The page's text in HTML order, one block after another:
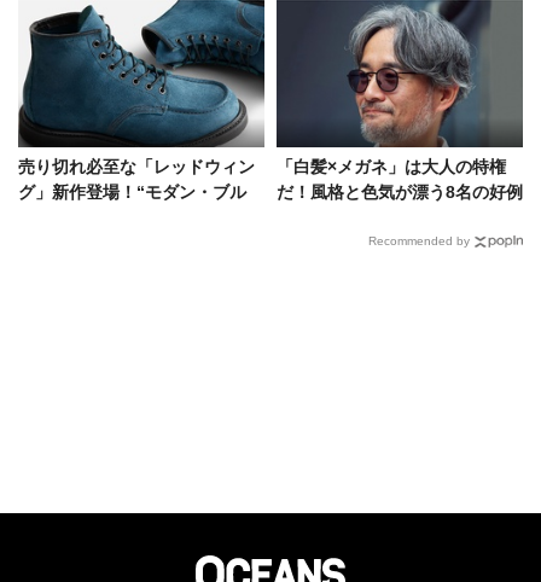
売り切れ必至な「レッドウィン
グ」新作登場！“モダン・ブル
「白髪×メガネ」は大人の特権
だ！風格と色気が漂う8名の好例
Recommended by